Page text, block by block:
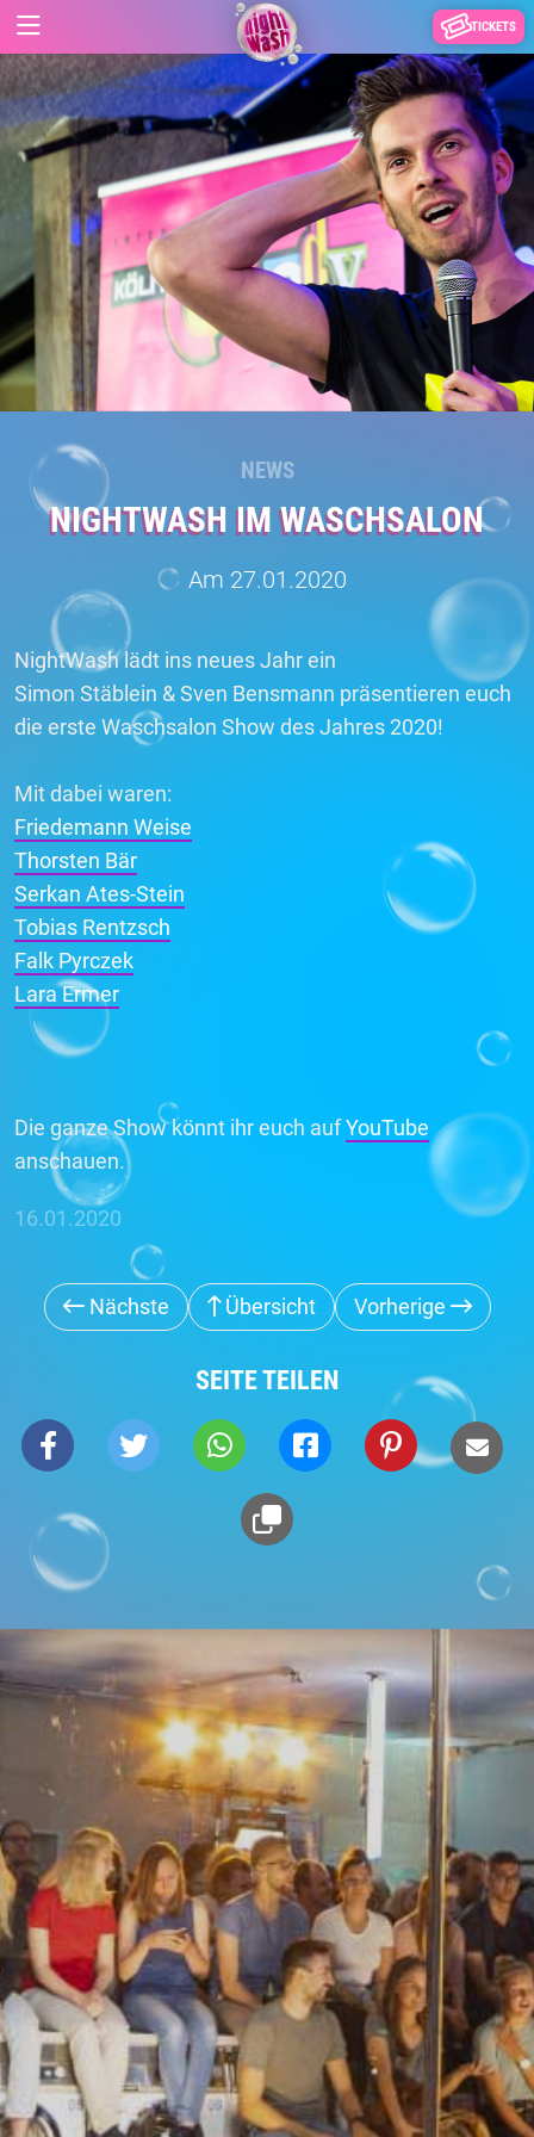
TICKETS
NEWS
NIGHTWASH IM WASCHSALON
Am 27.01.2020
NightWash lädt ins neues Jahr ein
Simon Stäblein & Sven Bensmann präsentieren euch
die erste Waschsalon Show des Jahres 2020!
Mit dabei waren:
Friedemann Weise
Thorsten Bär
Serkan Ates-Stein
Tobias Rentzsch
Falk Pyrczek
Lara Ermer
Die ganze Show könnt ihr euch aufYouTube
anschauen.
16.01.2020
Nächste Übersicht Vorherige
SEITE TEILEN